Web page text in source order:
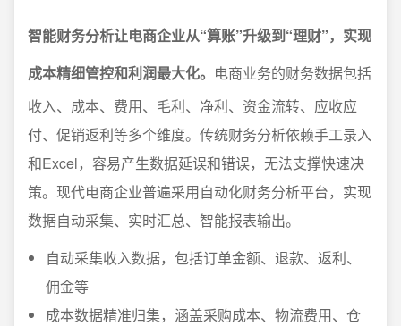
智能财务分析让电商企业从“算账”升级到“理财”，实现
成本精细管控和利润最大化。 电商业务的财务数据包括
收入、成本、费用、毛利、净利、资金流转、应收应
付、促销返利等多个维度。传统财务分析依赖手工录入
和Excel，容易产生数据延误和错误，无法支撑快速决
策。现代电商企业普遍采用自动化财务分析平台，实现
数据自动采集、实时汇总、智能报表输出。
自动采集收入数据，包括订单金额、退款、返利、
佣金等
成本数据精准归集，涵盖采购成本、物流费用、仓